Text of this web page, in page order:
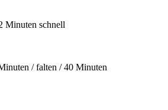
Minuten schnell
/ falten / 40 Minuten